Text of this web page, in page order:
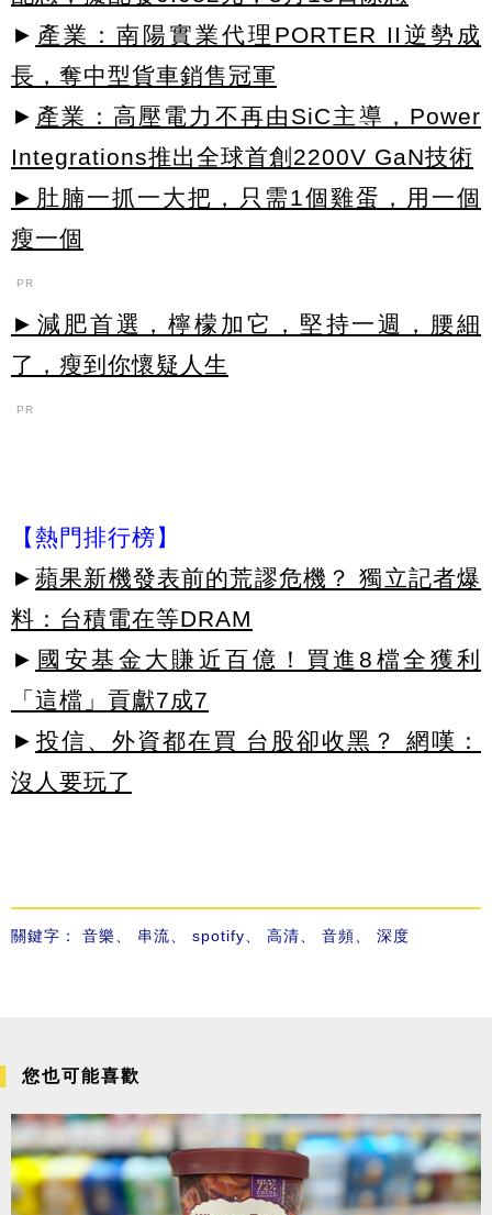
► 產業：南陽實業代理PORTER II逆勢成
長，奪中型貨車銷售冠軍
► 產業：高壓電力不再由SiC主導，Power
Integrations推出全球首創2200V GaN技術
►肚腩一抓一大把，只需1個雞蛋，用一個
瘦一個
PR
►減肥首選，檸檬加它，堅持一週，腰細
了，瘦到你懷疑人生
PR
【熱門排行榜】
► 蘋果新機發表前的荒謬危機？ 獨立記者爆
料：台積電在等DRAM
► 國安基金大賺近百億！買進8檔全獲利
「這檔」貢獻7成7
► 投信、外資都在買 台股卻收黑？ 網嘆：
沒人要玩了
關鍵字： 音樂 串流 spotify 高清 音頻 深度
您也可能喜歡